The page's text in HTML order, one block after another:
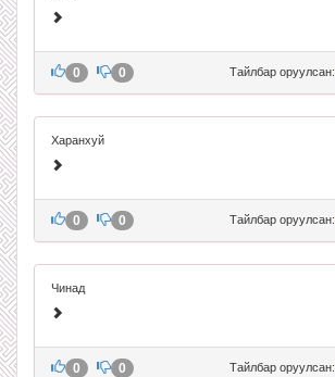
Тайлбар оруулсан:
0 0
Харанхуй
Тайлбар оруулсан:
0 0
Чинад
Тайлбар оруулсан:
0 0